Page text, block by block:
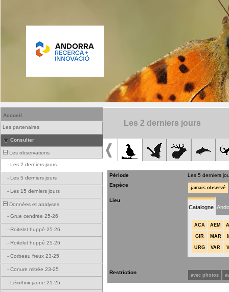
Accueil
Les partenaires
Consulter
Les observations
- Les 2 derniers jours
- Les 5 derniers jours
- Les 15 derniers jours
Données et analyses
- Grue cendrée 25-26
- Roitelet huppé 25-26
- Roitelet huppé 25-26
- Corbeau freux 23-25
- Conure mitrée 23-25
- Léiothrix jaune 21-25
Les 2 derniers jours
Période
Les 5 derniers
Espèce
jamais observé
Lieu
Catalogne
ACA AEM
GIR MAR
URG VAR
Restriction avec photos